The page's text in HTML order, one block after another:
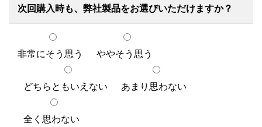
次回購入時も、弊社製品をお選びいただけますか？
非常にそう思う ややそう思う
どちらともいえない あまり思わない
全く思わない